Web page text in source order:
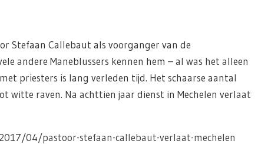
Stefaan Callebaut als voorganger van de
andere Maneblussers kennen hem – al was het alleen
priesters is lang verleden tijd. Het schaarse aantal
witte raven. Na achttien jaar dienst in Mechelen verlaat
04/pastoor-stefaan-callebaut-verlaat-mechelen